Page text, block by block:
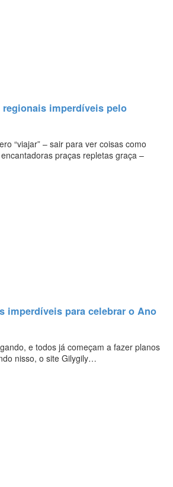
imperdíveis pelo
“viajar” – sair para ver coisas como
praças repletas graça –
imperdíveis para celebrar o Ano
e todos já começam a fazer planos
nisso, o site Gilygily…